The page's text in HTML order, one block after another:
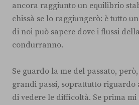
ancora raggiunto un equilibrio
chissà se lo raggiungerò: è tutto
di noi può sapere dove i flussi
condurranno.
Se guardo la me del passato,
grandi passi, soprattutto riguardo
di vedere le difficoltà. Se prima